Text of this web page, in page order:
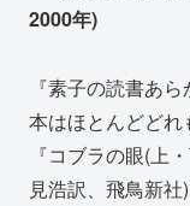
2000年)
『素子の読書あ
本はほとんどど
『コブラの眼(上
見浩訳、飛鳥新